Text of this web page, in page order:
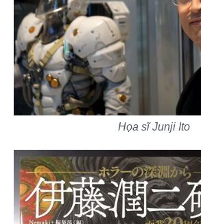
Họa sĩ Junji Ito